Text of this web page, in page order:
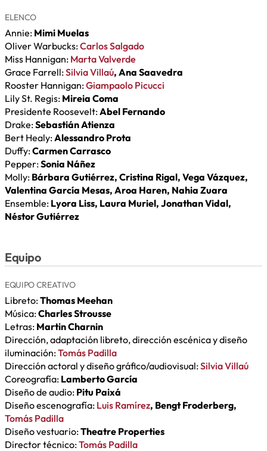
ELENCO
Annie: Mimi Muelas
Oliver Warbucks:Carlos Salgado
Miss Hannigan: Marta Valverde
Grace Farrell:Silvia Villaú, Ana Saavedra
Rooster Hannigan:Giampaolo Picucci
Lily St. Regis: Mireia Coma
Presidente Roosevelt:Abel Fernando
Drake:Sebastián Atienza
Bert Healy:Alessandro Prota
Duffy:Carmen Carrasco
Pepper:Sonia Náñez
Molly: Bárbara Gutiérrez, Cristina Rigal, Vega Vázquez,
Valentina García Mesas, Aroa Haren, Nahia Zuara
Ensemble: Lyora Liss, Laura Muriel, Jonathan Vidal,
Néstor Gutiérrez
Equipo
EQUIPO CREATIVO
Libreto:Thomas Meehan
Música:Charles Strousse
Letras: Martin Charnin
Dirección, adaptación libreto, dirección escénica y diseño
iluminación:Tomás Padilla
Dirección actoral y diseño gráfico/audiovisual:Silvia Villaú
Coreografía: Lamberto García
Diseño de audio: Pitu Paixá
Diseño escenografía: Luis Ramírez, Bengt Froderberg,
Tomás Padilla
Diseño vestuario:Theatre Properties
Director técnico:Tomás Padilla